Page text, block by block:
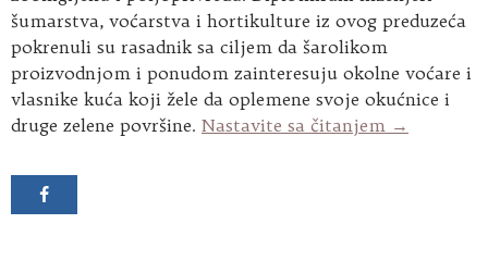
šumarstva, voćarstva i hortikulture iz ovog preduzeća
pokrenuli su rasadnik sa ciljem da šarolikom
proizvodnjom i ponudom zainteresuju okolne voćare i
vlasnike kuća koji žele da oplemene svoje okućnice i
druge zelene površine. Nastavite sa čitanjem Bogata
→